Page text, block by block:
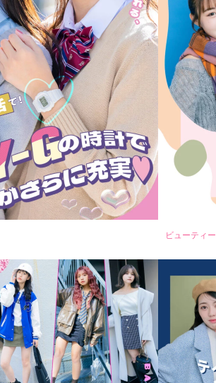
ビューティー